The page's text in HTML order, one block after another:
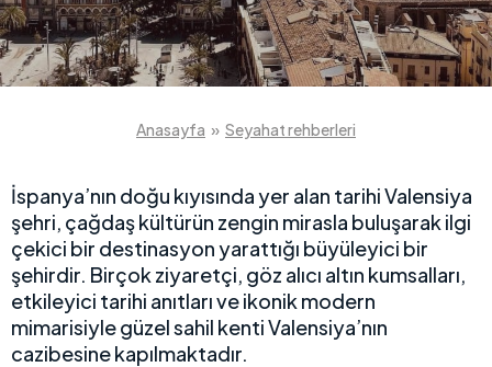
Anasayfa » Seyahat rehberleri
İspanya’nın doğu kıyısında yer alan tarihi Valensiya
şehri, çağdaş kültürün zengin mirasla buluşarak ilgi
çekici bir destinasyon yarattığı büyüleyici bir
şehirdir. Birçok ziyaretçi, göz alıcı altın kumsalları,
etkileyici tarihi anıtları ve ikonik modern
mimarisiyle güzel sahil kenti Valensiya’nın
cazibesine kapılmaktadır.